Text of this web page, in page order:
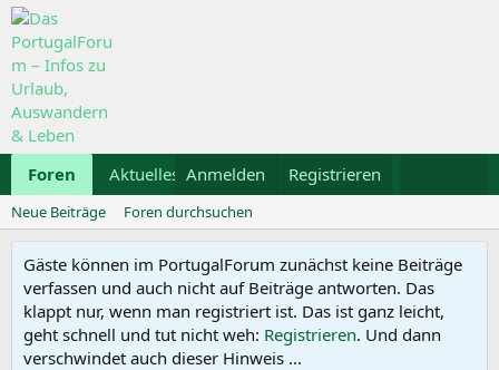
Foren Aktuelles Galerie Kalender
Anmelden Registrieren
Neue Beiträge Foren durchsuchen
Gäste können im PortugalForum zunächst keine Beiträge
verfassen und auch nicht auf Beiträge antworten. Das
klappt nur, wenn man registriert ist. Das ist ganz leicht,
geht schnell und tut nicht weh: Registrieren. Und dann
verschwindet auch dieser Hinweis ...